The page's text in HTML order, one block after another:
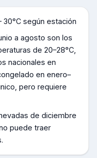
30°C según estación
a agosto son los
de 20–28°C,
nacionales en
en enero–
pero requiere
de diciembre
puede traer